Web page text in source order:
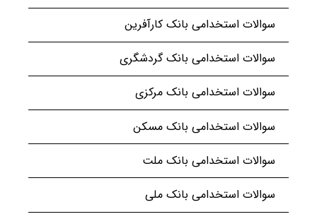
سوالات استخدامی بانک کارآفرین
سوالات استخدامی بانک گردشگری
سوالات استخدامی بانک مرکزی
سوالات استخدامی بانک مسکن
سوالات استخدامی بانک ملت
سوالات استخدامی بانک ملی